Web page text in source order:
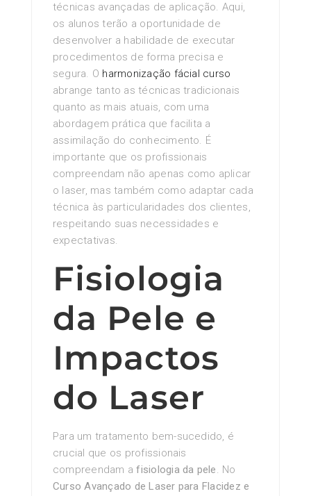
técnicas avançadas de aplicação. Aqui,
os alunos terão a oportunidade de
desenvolver a habilidade de executar
procedimentos de forma precisa e
segura. O harmonização fácial curso
abrange tanto as técnicas tradicionais
quanto as mais atuais, com uma
abordagem prática que facilita a
assimilação do conhecimento. É
importante que os profissionais
compreendam não apenas como aplicar
o laser, mas também como adaptar cada
técnica às particularidades dos clientes,
respeitando suas necessidades e
expectativas.
Fisiologia
da Pele e
Impactos
do Laser
Para um tratamento bem-sucedido, é
crucial que os profissionais
compreendam afisiologia da pele. No
Curso Avançado de Laser para Flacidez e